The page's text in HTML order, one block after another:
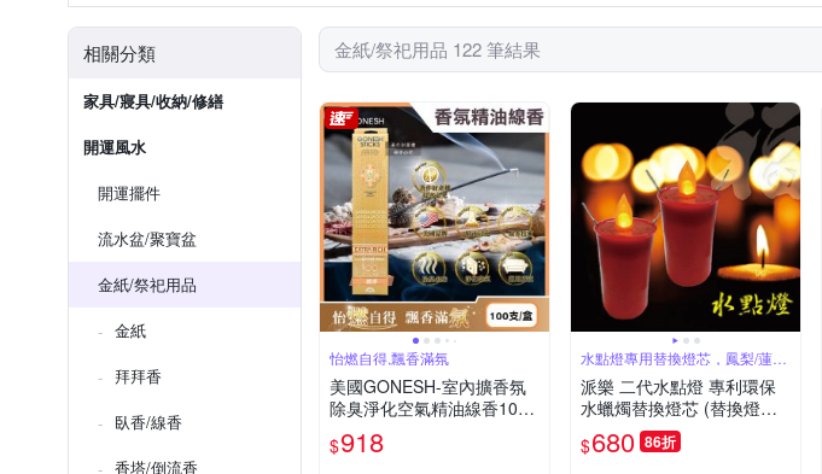
相關分類
家具/寢具/收納/修繕
開運風水
開運擺件
流水盆/聚寶盆
金紙/祭祀用品
金紙
拜拜香
臥香/線香
香塔/倒流香
金紙/祭祀用品 122 筆結果
怡燃自得,飄香滿氛
美國GONESH-室內擴香氛
除臭淨化空氣精油線香100
支/盒-檀香(居家清新去味燃
香,慢活禪意大容量臥香,療
$918
水點燈專用替換燈芯，鳳梨/蓮花
兩款可選
派樂 二代水點燈 專利環保
水蠟燭替換燈芯 (替換燈芯1
對2支)
$680 86折